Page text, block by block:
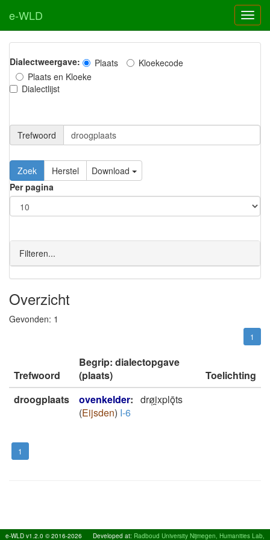
e-WLD
Dialectweergave: Plaats
Kloekecode
Plaats en Kloeke
Dialectlijst
Trefwoord
Download
Per pagina
Filteren...
Overzicht
Gevonden: 1
1
Trefwoord
Begrip: dialectopgave
(plaats)
Toelichting
droogplaats
ovenkelder: drø̜i̯xplǭts
(Eijsden) I-6
1
e-WLD v1.2.0 © 2016-2026 Developed at: Radboud University Nijmegen, Humanities Lab,